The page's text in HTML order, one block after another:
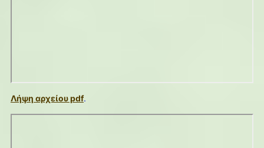
Λήψη αρχείου pdf.